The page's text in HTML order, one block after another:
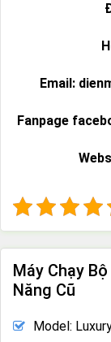
Email:
Fanpage
Máy Chạy
Năng Cũ
Model: